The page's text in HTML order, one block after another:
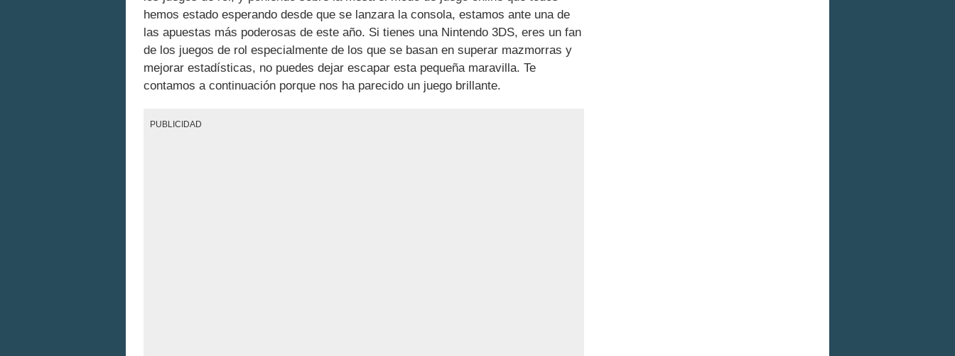
hemos estado esperando desde que se lanzara la consola, estamos ante una de
las apuestas más poderosas de este año. Si tienes una Nintendo 3DS, eres un fan
de los juegos de rol especialmente de los que se basan en superar mazmorras y
mejorar estadísticas, no puedes dejar escapar esta pequeña maravilla. Te
contamos a continuación porque nos ha parecido un juego brillante.
PUBLICIDAD